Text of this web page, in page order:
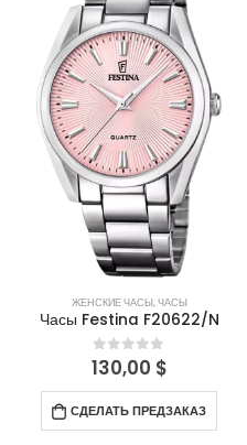
ЖЕНСКИЕ ЧАСЫ,ЧАСЫ
Часы Festina F20622/N
0out of 5
130,00 $
СДЕЛАТЬ ПРЕДЗАКАЗ